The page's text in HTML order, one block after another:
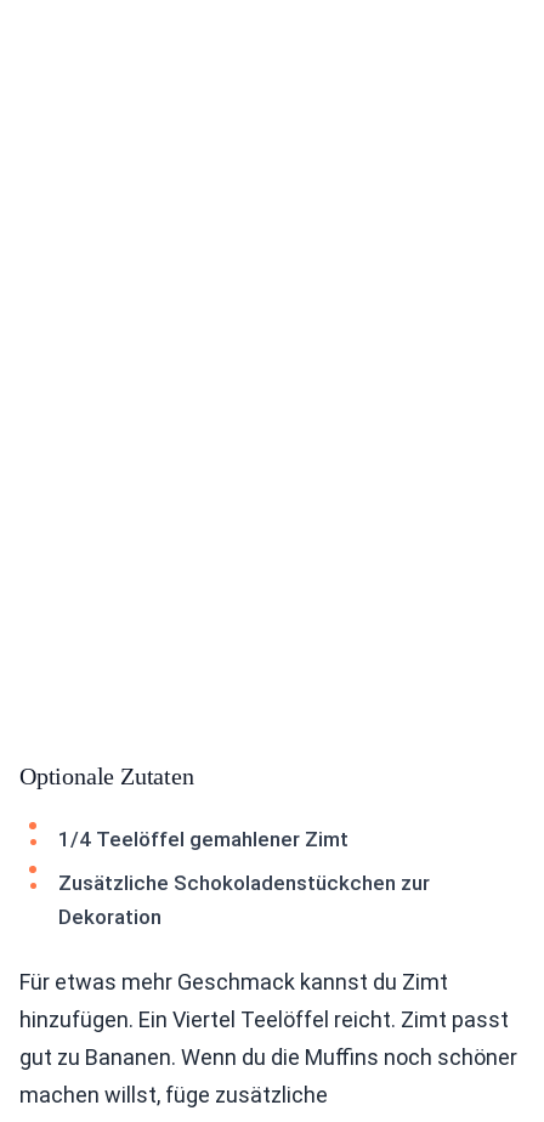
Optionale Zutaten
1/4 Teelöffel gemahlener Zimt
Zusätzliche Schokoladenstückchen zur
Dekoration
Für etwas mehr Geschmack kannst du Zimt
hinzufügen. Ein Viertel Teelöffel reicht. Zimt passt
gut zu Bananen. Wenn du die Muffins noch schöner
machen willst, füge zusätzliche